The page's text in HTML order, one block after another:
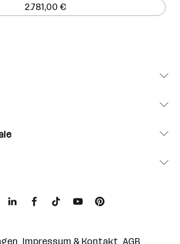
2.781,00 €
Impressum & Kontakt AGB